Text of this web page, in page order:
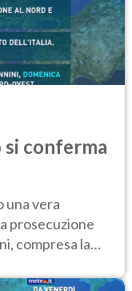
conferma
una vera
prosecuzione
compresa la